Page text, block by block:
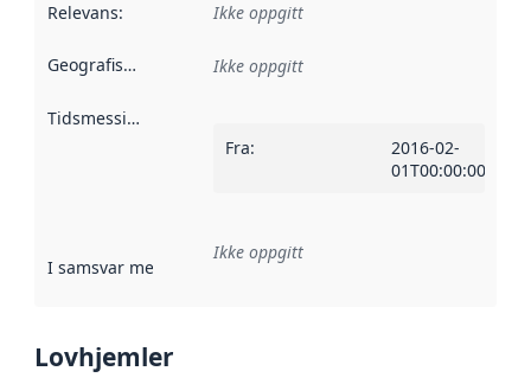
Relevans: Ikke oppgitt
Geografisk avgrensning :
Ikke oppgitt
Tidsmessig avgrensning
Fra:
2016-02-
01T00:00:00Z
I samsvar med Referanse til en implementasjonsregel
Ikke oppgitt
Lovhjemler